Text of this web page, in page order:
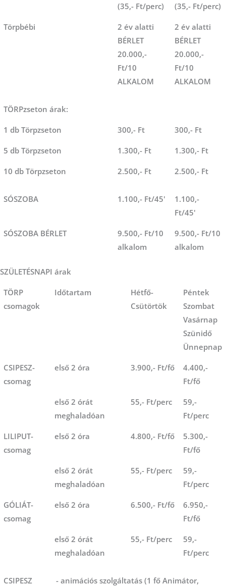
(35,- Ft/perc)
(35,- Ft/perc)
Törpbébi
2 év alatti
BÉRLET
20.000,-
Ft/10
ALKALOM
2 év alatti
BÉRLET
20.000,-
Ft/10
ALKALOM
TÖRPzseton árak:
1 db Törpzseton 300,- Ft 300,- Ft
5 db Törpzseton 1.300,- Ft 1.300,- Ft
10 db Törpzseton 2.500,- Ft 2.500,- Ft
SÓSZOBA 1.100,- Ft/45'
1.100,-
Ft/45'
SÓSZOBA BÉRLET
9.500,- Ft/10
alkalom
9.500,- Ft/10
alkalom
SZÜLETÉSNAPI árak
TÖRP
csomagok
Időtartam
Hétfő-
Csütörtök
Péntek
Szombat
Vasárnap
Szünidő
Ünnepnap
CSIPESZ-
csomag
első 2 óra 3.900,- Ft/fő
4.400,-
Ft/fő
első 2 órát
meghaladóan
55,- Ft/perc
59,-
Ft/perc
LILIPUT-
csomag
első 2 óra 4.800,- Ft/fő
5.300,-
Ft/fő
első 2 órát
meghaladóan
55,- Ft/perc
59,-
Ft/perc
GÓLIÁT-
csomag
első 2 óra 6.500,- Ft/fő
6.950,-
Ft/fő
első 2 órát
meghaladóan
55,- Ft/perc
59,-
Ft/perc
CSIPESZ - animációs szolgáltatás (1 fő Animátor,